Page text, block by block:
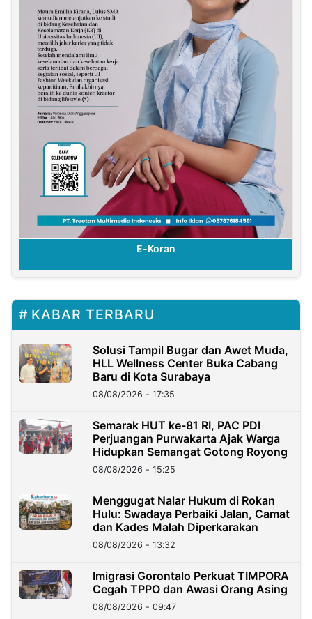
E-Koran
KABAR TERBARU
Solusi Tampil Bugar dan Awet Muda,
HLL Wellness Center Buka Cabang
Baru di Kota Surabaya
08/08/2026 - 17:35
Semarak HUT ke-81 RI, PAC PDI
Perjuangan Purwakarta Ajak Warga
Hidupkan Semangat Gotong Royong
08/08/2026 - 15:25
Menggugat Nalar Hukum di Rokan
Hulu: Swadaya Perbaiki Jalan, Camat
dan Kades Malah Diperkarakan
08/08/2026 - 13:32
Imigrasi Gorontalo Perkuat TIMPORA
Cegah TPPO dan Awasi Orang Asing
08/08/2026 - 09:47